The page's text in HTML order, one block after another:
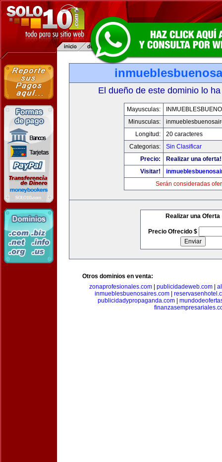
El dueño de este dominio lo
Mayusculas:
Minusculas:
Longitud:
20 caracteres
Categorias:
Sin Clasificar
Precio:
Realizar una oferta!
Visitar!
Serán consideradas
Realizar una Oferta
Precio Ofrecido $
Otros dominios en venta:
zonaprofesionales.com| publicidadeweb.com|
inmueblesbuenosaires.com|
publicidadypropaganda.com|